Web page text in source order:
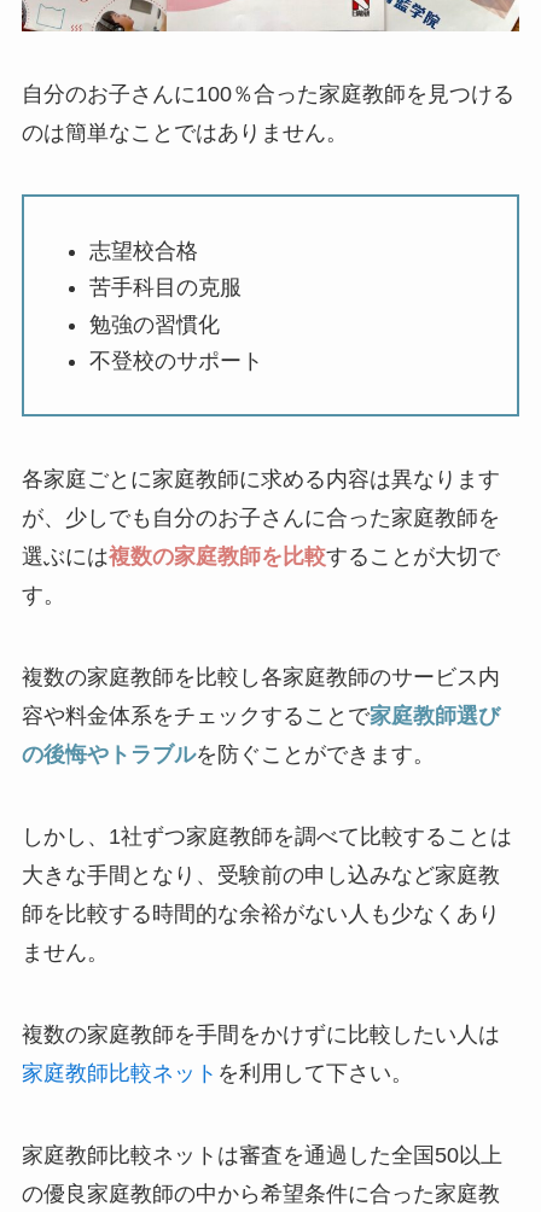
自分のお子さんに100％合った家庭教師を見つける
のは簡単なことではありません。
志望校合格
苦手科目の克服
勉強の習慣化
不登校のサポート
各家庭ごとに家庭教師に求める内容は異なります
が、少しでも自分のお子さんに合った家庭教師を
選ぶには複数の家庭教師を比較することが大切で
す。
複数の家庭教師を比較し各家庭教師のサービス内
容や料金体系をチェックすることで家庭教師選び
の後悔やトラブルを防ぐことができます。
しかし、1社ずつ家庭教師を調べて比較することは
大きな手間となり、受験前の申し込みなど家庭教
師を比較する時間的な余裕がない人も少なくあり
ません。
複数の家庭教師を手間をかけずに比較したい人は
家庭教師比較ネット を利用して下さい。
家庭教師比較ネットは審査を通過した全国50以上
の優良家庭教師の中から希望条件に合った家庭教